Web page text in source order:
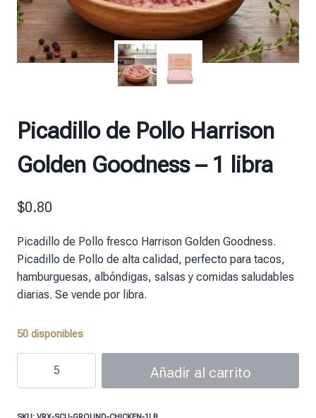
Picadillo de Pollo Harrison
Golden Goodness – 1 libra
$0.80
Picadillo de Pollo fresco Harrison Golden Goodness.
Picadillo de Pollo de alta calidad, perfecto para tacos,
hamburguesas, albóndigas, salsas y comidas saludables
diarias. Se vende por libra.
50 disponibles
Añadir al carrito